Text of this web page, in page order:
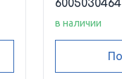
в наличии